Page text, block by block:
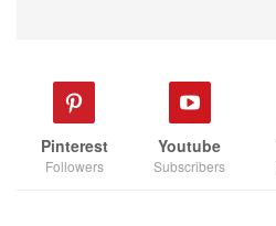
Youtube
Subscribers
Pinterest
Followers